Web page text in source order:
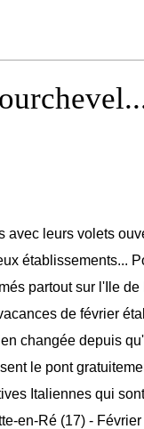
avec leurs volets
établissements...
partout sur l'Ile
de février
changée depuis
le pont
Italiennes qui
en-Ré (17) -